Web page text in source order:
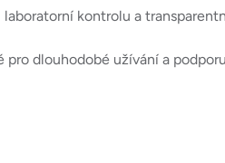
kontrolu a
dlouhodobé užívání a